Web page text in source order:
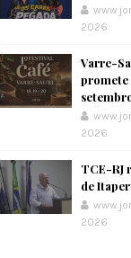
2026
Varre-
promete
2026
TCE-RJ
de
2026